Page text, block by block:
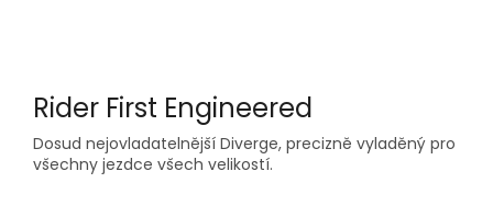
Rider First Engineered
Dosud nejovladatelnější Diverge, precizně vyladěný pro
všechny jezdce všech velikostí.